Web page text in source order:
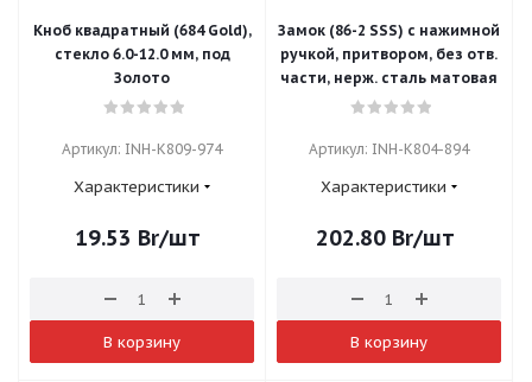
Кноб квадратный (684 Gold),
стекло 6.0-12.0 мм, под
Золото
Артикул: INH-K809-974
Характеристики
19.53 Br/шт
В корзину
Замок (86-2 SSS) с нажимной
ручкой, притвором, без отв.
части, нерж. сталь матовая
Артикул: INH-K804-894
Характеристики
202.80Br/шт
В корзину